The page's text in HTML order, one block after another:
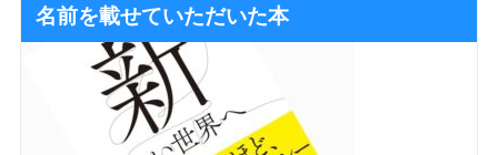
名前を載せていただいた本